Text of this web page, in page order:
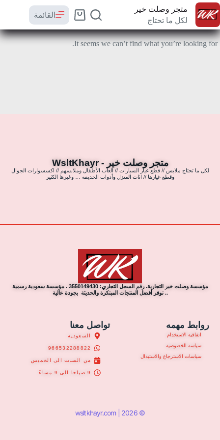
متجر وصلت خير
لكل ما تحتاج
القائمة
It seems we can’t find what you’re looking for.
متجر وصلت خير - WsltKhayr
لكل ما تحتاج ملابس // قطع غيار السيارات // العاب الأطفال وملابسهم // اكسسوارات الجوال
وقطع غيارها // اثاث المنزل وأدوات الحديقة … وغيرها الكثير
مؤسسة وصلت خير التجارية. رقم السجل التجاري: 3550149430 . مؤسسة سعودية رسمية
.. توفر أفضل المنتجات المبتكرة والحديثة بجودة عالية
روابط مهمه
اتفاقية الاستخدام
سياسة الخصوصية
سياسات الاسترجاع والاستبدال
تواصل معنا
السعوديه
966532288822
من السبت الى الخميس
9 صباحا الى 9 مساءً
© 2026 | wsltkhayr.com